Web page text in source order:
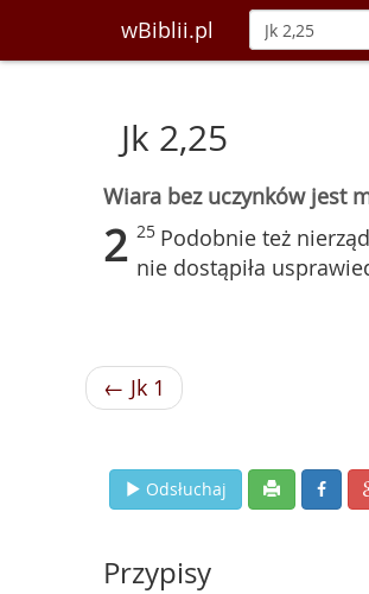
wBiblii.pl
Jk 2,25
Wiara bez uczynków jest
2 25 Podobnie też
nie dostąpiła
← Jk 1
Odsłuchaj
Przypisy